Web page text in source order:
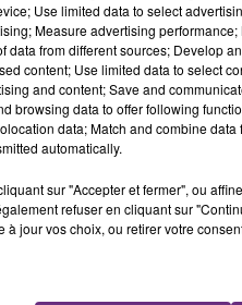
14h00 - 15h00
LA RADIO POP
vestiaire d’arbitres et
Use limited data to select
Measure advertising
data from different sources; Develop
content; Use limited data to select
and content; Save and
browsing data to offer following
data; Match and combine
automatically.
sur "Accepter et fermer", ou
refuser en cliquant sur
à jour vos choix, ou retirer votre